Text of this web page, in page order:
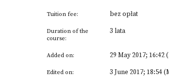
Tuition fee: bez opłat
Duration of the
course:
3 lata
Added on: 29 May 2017;
Edited on: 3 June 2017; 18:54